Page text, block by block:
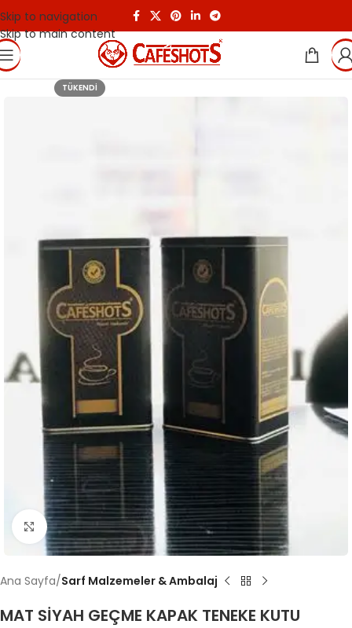
Skip to navigation
Skip to main content
TÜKENDI
Click to enlarge
Ana Sayfa Sarf Malzemeler & Ambalaj
MAT SİYAH GEÇME KAPAK TENEKE KUTU